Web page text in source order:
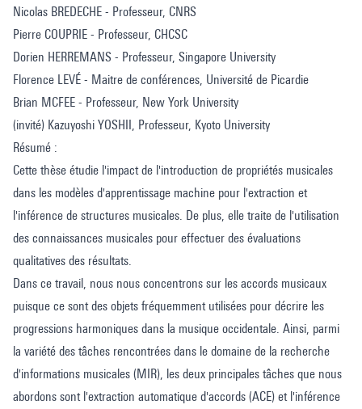
Nicolas BREDECHE - Professeur, CNRS
Pierre COUPRIE - Professeur, CHCSC
Dorien HERREMANS - Professeur, Singapore University
Florence LEVÉ - Maitre de conférences, Université de Picardie
Brian MCFEE - Professeur, New York University
(invité) Kazuyoshi YOSHII, Professeur, Kyoto University
Résumé :
Cette thèse étudie l'impact de l'introduction de propriétés musicales
dans les modèles d'apprentissage machine pour l'extraction et
l'inférence de structures musicales. De plus, elle traite de l'utilisation
des connaissances musicales pour effectuer des évaluations
qualitatives des résultats.
Dans ce travail, nous nous concentrons sur les accords musicaux
puisque ce sont des objets fréquemment utilisées pour décrire les
progressions harmoniques dans la musique occidentale. Ainsi, parmi
la variété des tâches rencontrées dans le domaine de la recherche
d'informations musicales (MIR), les deux principales tâches que nous
abordons sont l'extraction automatique d'accords (ACE) et l'inférence